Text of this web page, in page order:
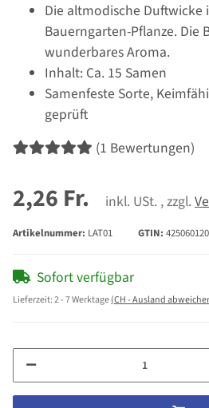
Die altmodische Duftwicke
Bauerngarten-Pflanze. Die
wunderbares Aroma.
Inhalt: Ca. 15 Samen
Samenfeste Sorte,
geprüft
(1 Bewertungen)
2,26 Fr. inkl. USt. , zzgl.
Artikelnummer: LAT01 GTIN:
Sofort verfügbar
Lieferzeit:2 - 7 Werktage(CH - Ausland